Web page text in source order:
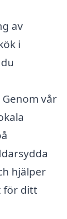
av
i
vår
hjälper
för ditt